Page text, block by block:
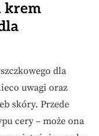
krem
dla
uwagi oraz
skóry. Przede
cery – może ona